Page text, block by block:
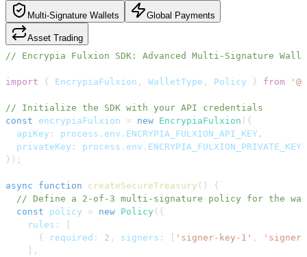
Multi-Signature Wallets Global Payments
Asset Trading
// Encrypia Fulxion SDK: Advanced Multi-Signature
import { EncrypiaFulxion , WalletType , Policy } from
// Initialize the SDK with your API credentials
const encrypiaFulxion = new EncrypiaFulxion ( {
  apiKey
: process . env . ENCRYPIA_FULXION_API_KEY ,
  privateKey
: process . env . ENCRYPIA_FULXION_PRIVATE_KEY
} ) ;
async function createSecureTreasury ( )
{
// Define a 2-of-3 multi-signature policy for the
const policy = new Policy ( {
    rules
:
{
required : 2 , signers : 'signer-key-1' ,
,